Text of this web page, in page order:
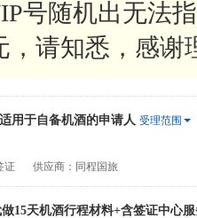
号随机出无法
，请知悉，感谢
用于自备机酒的申请人 受理范围
证 供应商：同程国旅
15天机酒行程材料+含签证中心